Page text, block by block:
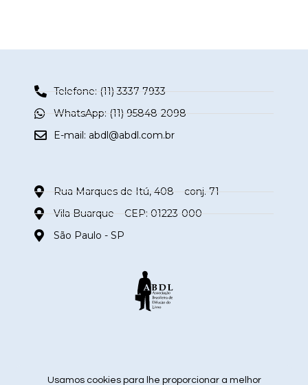
Telefone: (11) 3337-7933
WhatsApp: (11) 95848-2098
E-mail: abdl@abdl.com.br
Rua Marques de Itú, 408 – conj. 71
Vila Buarque – CEP: 01223-000
São Paulo - SP
siga nas redes sociais
Usamos cookies para lhe proporcionar a melhor